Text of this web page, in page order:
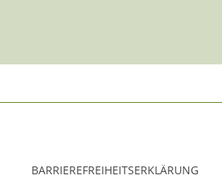
BARRIEREFREIHEITSERKLÄRUNG